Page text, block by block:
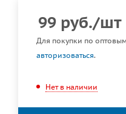
99 руб./шт
Для покупки по
авторизоваться.
Нет в наличии